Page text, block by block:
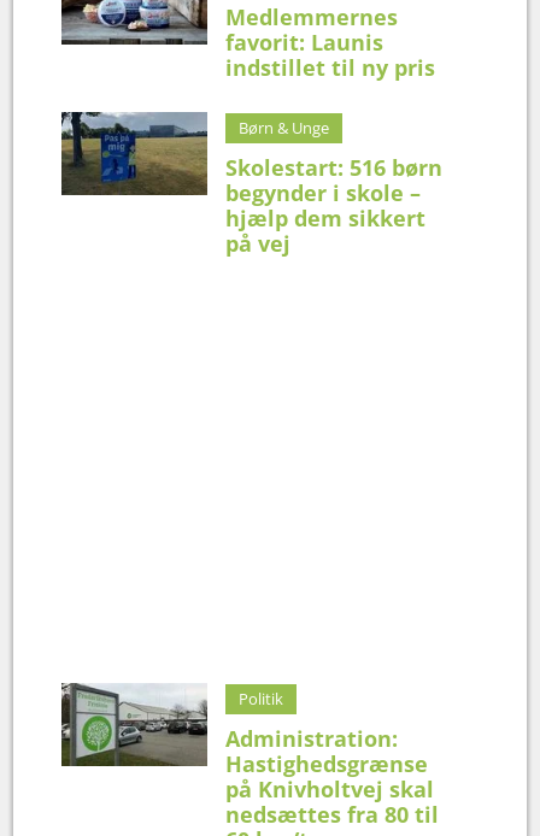
Medlemmernes
favorit: Launis
indstillet til ny pris
Børn & Unge
Skolestart: 516 børn
begynder i skole –
hjælp dem sikkert
på vej
Politik
Administration:
Hastighedsgrænse
på Knivholtvej skal
nedsættes fra 80 til